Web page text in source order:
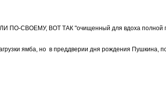
СВОЕМУ, ВОТ ТАК "очищенный для вдоха полной
ямба, но в преддверии дня рождения